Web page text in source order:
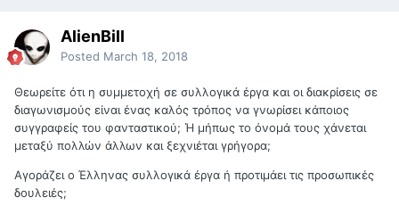
AlienBill
Posted March 18, 2018
Θεωρείτε ότι η συμμετοχή σε συλλογικά έργα και οι διακρίσεις σε
διαγωνισμούς είναι ένας καλός τρόπος να γνωρίσει κάποιος
συγγραφείς του φανταστικού; Ή μήπως το όνομά τους χάνεται
μεταξύ πολλών άλλων και ξεχνιέται γρήγορα;
Αγοράζει ο Έλληνας συλλογικά έργα ή προτιμάει τις προσωπικές
δουλειές;